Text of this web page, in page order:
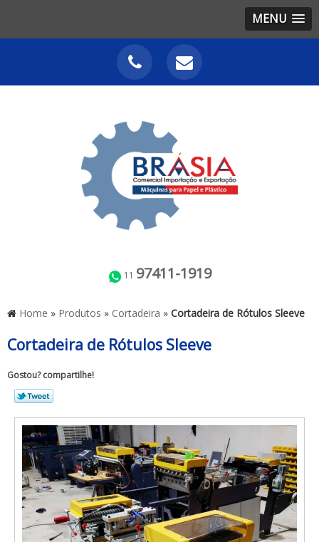
MENU
11 97411-1919
Home » Produtos » Cortadeira » Cortadeira de Rótulos Sleeve
Cortadeira de Rótulos Sleeve
Gostou? compartilhe!